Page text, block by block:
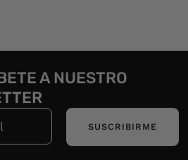
A NUESTRO
SUSCRIBIRME